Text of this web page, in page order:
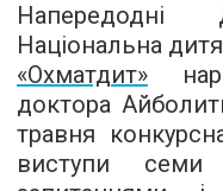
Національна
«Охматдит»
доктора
травня
виступи семи